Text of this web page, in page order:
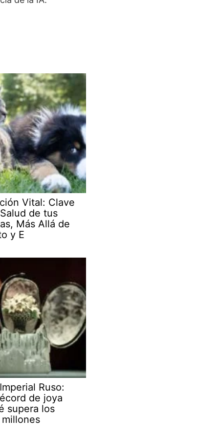
Vital: Clave
de tus
Más Allá de
y E
Ruso:
de joya
supera los